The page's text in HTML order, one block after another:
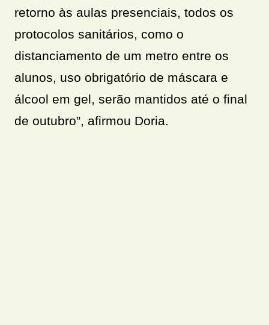
retorno às aulas presenciais, todos os
protocolos sanitários, como o
distanciamento de um metro entre os
alunos, uso obrigatório de máscara e
álcool em gel, serão mantidos até o final
de outubro”, afirmou Doria.